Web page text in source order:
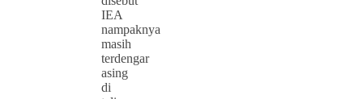
IEA
nampaknya
masih
terdengar
asing
di